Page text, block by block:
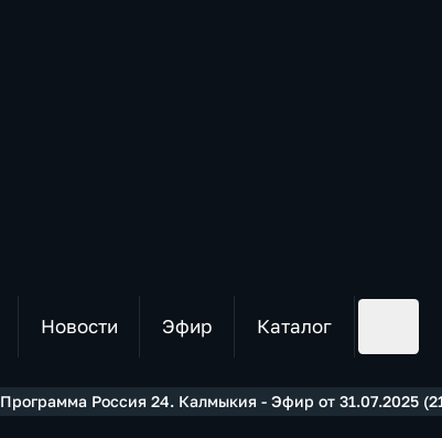
Новости Эфир Каталог
Программа Россия 24. Калмыкия - Эфир от 31.07.2025